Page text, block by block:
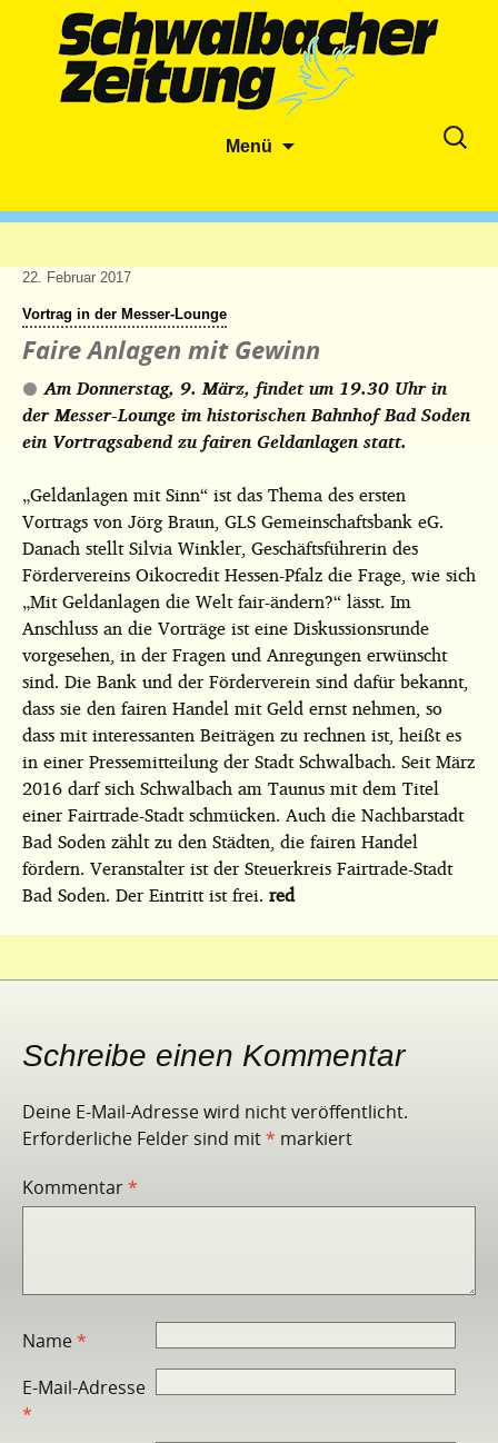
Menü
Suche
22. Februar 2017
Vortrag in der Messer-Lounge
Faire Anlagen mit Gewinn
Am Donnerstag, 9. März, findet um 19.30 Uhr in
der Messer-Lounge im historischen Bahnhof Bad Soden
ein Vortragsabend zu fairen Geldanlagen statt.
„Geldanlagen mit Sinn“ ist das Thema des ersten
Vortrags von Jörg Braun, GLS Gemeinschaftsbank eG.
Danach stellt Silvia Winkler, Geschäftsführerin des
Fördervereins Oikocredit Hessen-Pfalz die Frage, wie sich
„Mit Geldanlagen die Welt fair-ändern?“ lässt. Im
Anschluss an die Vorträge ist eine Diskussionsrunde
vorgesehen, in der Fragen und Anregungen erwünscht
sind. Die Bank und der Förderverein sind dafür bekannt,
dass sie den fairen Handel mit Geld ernst nehmen, so
dass mit interessanten Beiträgen zu rechnen ist, heißt es
in einer Pressemitteilung der Stadt Schwalbach. Seit März
2016 darf sich Schwalbach am Taunus mit dem Titel
einer Fairtrade-Stadt schmücken. Auch die Nachbarstadt
Bad Soden zählt zu den Städten, die fairen Handel
fördern. Veranstalter ist der Steuerkreis Fairtrade-Stadt
Bad Soden. Der Eintritt ist frei. red
Schreibe einen Kommentar
Deine E-Mail-Adresse wird nicht veröffentlicht.
Erforderliche Felder sind mit* markiert
Kommentar*
Name*
E-Mail-Adresse
*